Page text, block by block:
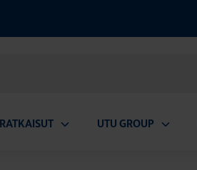
RATKAISUT UTU GROUP